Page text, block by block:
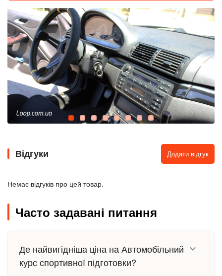
Відгуки Додати відгук
Немає відгуків про цей товар.
Часто задавані питання
Де найвигідніша ціна на Автомобільний
курс спортивної підготовки?